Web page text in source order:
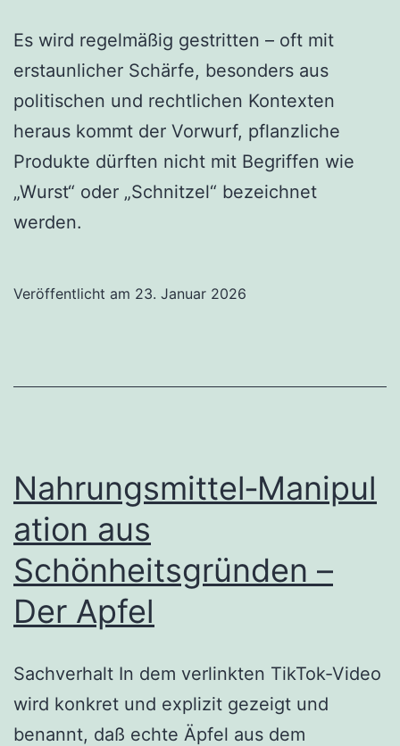
Es wird regelmäßig gestritten – oft mit
erstaunlicher Schärfe, besonders aus
politischen und rechtlichen Kontexten
heraus kommt der Vorwurf, pflanzliche
Produkte dürften nicht mit Begriffen wie
„Wurst“ oder „Schnitzel“ bezeichnet
werden.
Veröffentlicht am 23. Januar 2026
Nahrungsmittel‑Manipul
ation aus
Schönheitsgründen –
Der Apfel
Sachverhalt In dem verlinkten TikTok‑Video
wird konkret und explizit gezeigt und
benannt, daß echte Äpfel aus dem